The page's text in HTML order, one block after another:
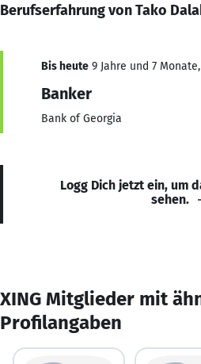
Berufserfahrung von Tako
Bis heute 9 Jahre und 7
Banker
Bank of Georgia
Logg Dich jetzt ein, um
sehen.
XING Mitglieder mit
Profilangaben